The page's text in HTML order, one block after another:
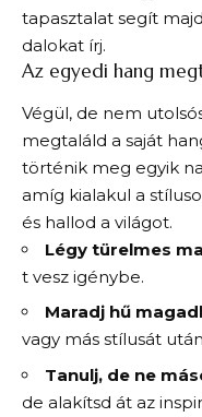
tapasztalat segít
dalokat írj.
Az egyedi hang
Végül, de nem
megtaláld a saját
történik meg egyik
amíg kialakul a
és hallod a világot.
Légy türelmes
t vesz igénybe.
Maradj hű
vagy más stílusát
Tanulj, de ne
de alakítsd át az